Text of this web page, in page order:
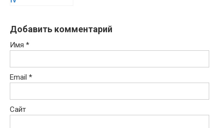
Добавить комментарий
Имя *
Email *
Сайт